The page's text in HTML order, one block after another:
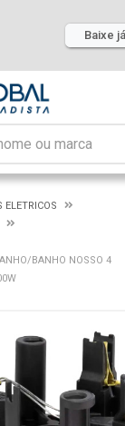
Baixe
ELETRICOS
BANHO NOSSO 4